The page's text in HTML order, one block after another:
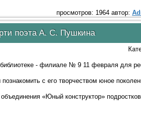
просмотров: 1964 автор:
поэта А. С. Пушкина
- филиале № 9 11 февраля для
с его творчеством юное
«Юный конструктор»